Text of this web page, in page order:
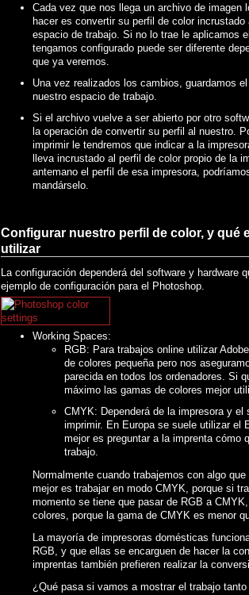
Cada vez que nos llega un archivo de imagen
hacer es convertir su perfil de color
espacio de trabajo. Si no lo trae le aplicamos
tengamos configurado puede ser diferente
que ya veremos.
Una vez realizados los cambios, guardamos
nuestro espacio de trabajo.
Si el archivo vuelve a ser abierto por otro
la operación de convertir su perfil al nuestro.
imprimir le tendremos que indicar a la
lleva incrustado al perfil de color propio de la
antemano el perfil de esa impresora,
mandárselo.
Configurar nuestro perfil de color, y qué
utilizar
La configuración dependerá del software y hardware
ejemplo de configuración para el Photoshop.
Working Spaces:
RGB: Para trabajos online utilizar
de colores pequeña pero nos
parecida en todos los ordenadores. Si
máximo las gamas de colores mejor
CMYK: Dependerá de la impresora y el
imprimir. En Europa se suele utilizar el
mejor es preguntar a la imprenta cómo
trabajo.
Normalmente cuando trabajemos con algo
mejor es trabajar en modo CMYK, porque si
momento se tiene que pasar de RGB a
colores, porque la gama de CMYK es menor
La mayoría de impresoras domésticas
RGB, y que ellas se encarguen de hacer la
imprentas también prefieren realizar la
¿Qué pasa si vamos a mostrar el trabajo